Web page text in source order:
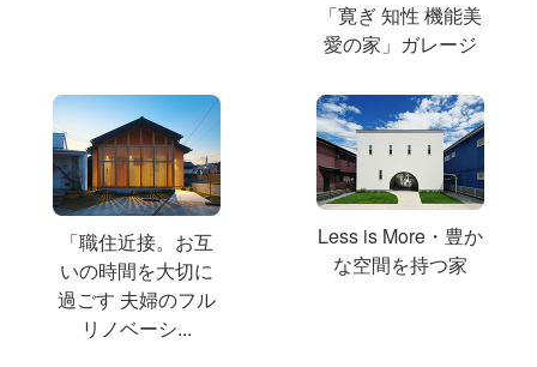
「寛ぎ 知性 機能美
愛の家」ガレージ
「職住近接。お互
いの時間を大切に
過ごす 夫婦のフル
リノベーシ...
Less is More・豊か
な空間を持つ家